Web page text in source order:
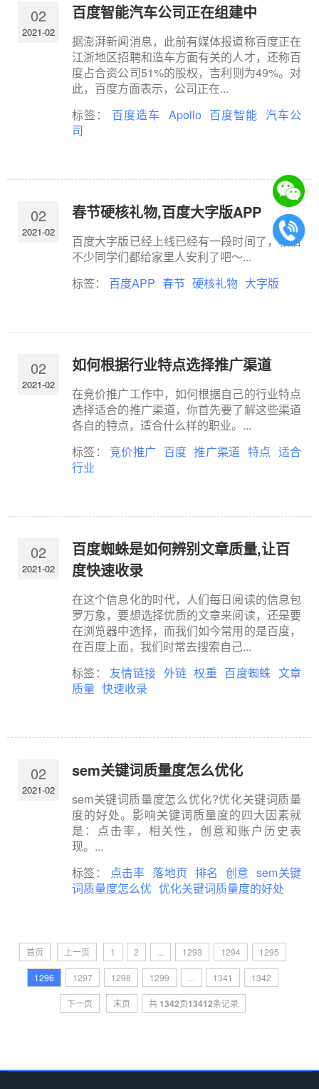
02
2021-02
百度智能汽车公司正在组建中
据澎湃新闻消息，此前有媒体报道称百度正在
江浙地区招聘和造车方面有关的人才，还称百
度占合资公司51%的股权，吉利则为49%。对
此，百度方面表示，公司正在...
标签： 百度造车 Apollo 百度智能 汽车公
司
02
2021-02
春节硬核礼物,百度大字版APP
百度大字版已经上线已经有一段时间了，相信
不少同学们都给家里人安利了吧～...
标签： 百度APP 春节 硬核礼物 大字版
02
2021-02
如何根据行业特点选择推广渠道
在竞价推广工作中，如何根据自己的行业特点
选择适合的推广渠道，你首先要了解这些渠道
各自的特点，适合什么样的职业。...
标签： 竞价推广 百度 推广渠道 特点 适合
行业
02
2021-02
百度蜘蛛是如何辨别文章质量,让百
度快速收录
在这个信息化的时代，人们每日阅读的信息包
罗万象，要想选择优质的文章来阅读，还是要
在浏览器中选择，而我们如今常用的是百度，
在百度上面，我们时常去搜索自己...
标签： 友情链接 外链 权重 百度蜘蛛 文章
质量 快速收录
02
2021-02
sem关键词质量度怎么优化
sem关键词质量度怎么优化?优化关键词质量
度的好处。影响关键词质量度的四大因素就
是：点击率，相关性，创意和账户历史表
现。...
标签：
点击率 落地页 排名 创意 sem关键
词质量度怎么优 优化关键词质量度的好处
首页 上一页 1 2 1293 1294 1295
1296 1297 1298 1299 1341 1342
下一页 末页 共 1342页13412条记录